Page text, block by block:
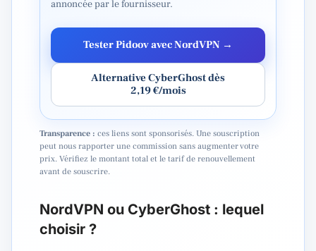
annoncée par le fournisseur.
Tester Pidoov avec NordVPN →
Alternative CyberGhost dès
2,19 €/mois
Transparence : ces liens sont sponsorisés. Une souscription
peut nous rapporter une commission sans augmenter votre
prix. Vérifiez le montant total et le tarif de renouvellement
avant de souscrire.
NordVPN ou CyberGhost : lequel
choisir ?